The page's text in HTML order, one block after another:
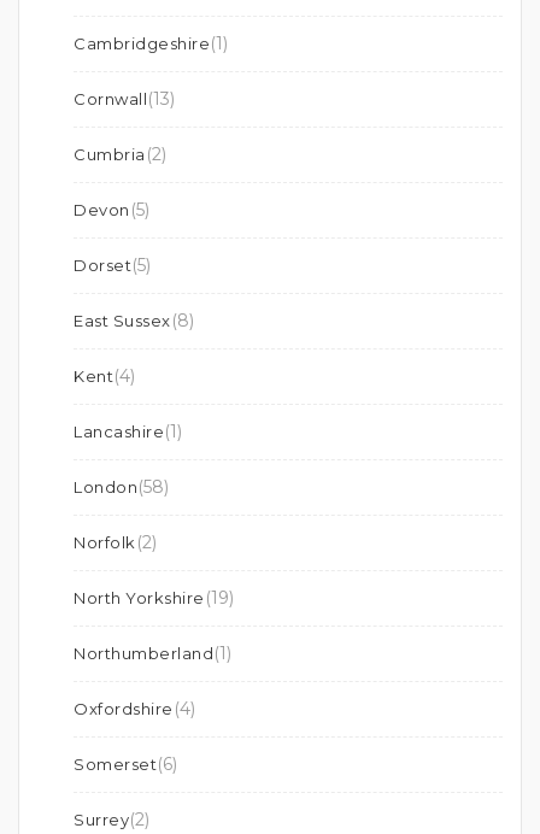
Cambridgeshire(1)
Cornwall(13)
Cumbria (2)
Devon (5)
Dorset(5)
East Sussex(8)
Kent(4)
Lancashire(1)
London(58)
Norfolk (2)
North Yorkshire (19)
Northumberland(1)
Oxfordshire (4)
Somerset(6)
Surrey(2)